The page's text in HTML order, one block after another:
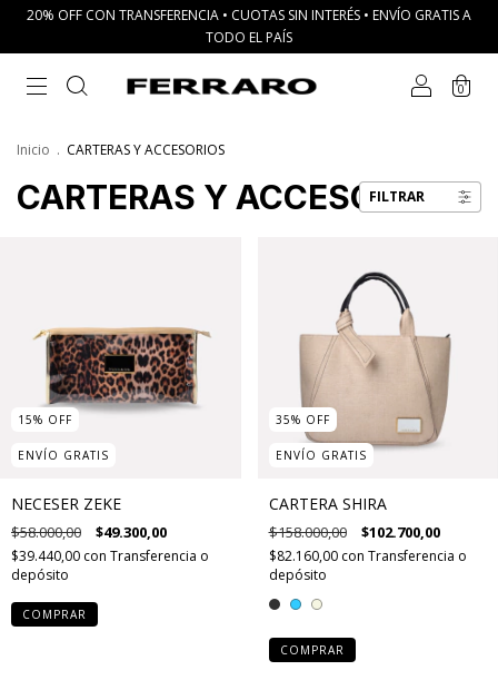
20% OFF CON TRANSFERENCIA • CUOTAS SIN INTERÉS • ENVÍO GRATIS A
TODO EL PAÍS
0
Inicio . CARTERAS Y ACCESORIOS
CARTERAS Y ACCESORIOS
FILTRAR
15% OFF
ENVÍO GRATIS
NECESER ZEKE
$58.000,00 $49.300,00
$39.440,00 con Transferencia o
depósito
COMPRAR
35% OFF
ENVÍO GRATIS
CARTERA SHIRA
$158.000,00 $102.700,00
$82.160,00 con Transferencia o
depósito
COMPRAR